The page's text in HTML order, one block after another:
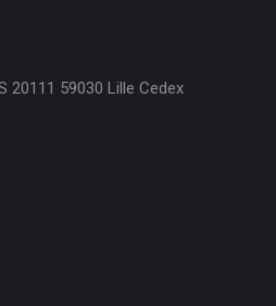
20111 59030 Lille Cedex